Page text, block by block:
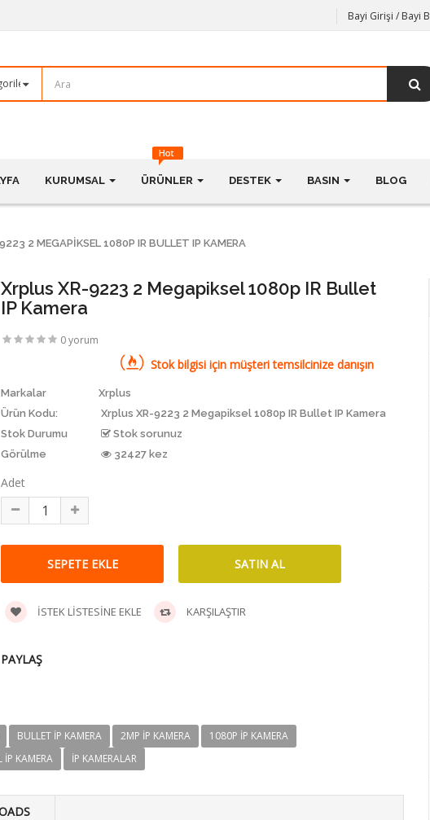
Bayi Girişi / Bayi
KURUMSAL ÜRÜNLER DESTEK BASIN BLOG
2 MEGAPIKSEL 1080P IR BULLET IP KAMERA
Xrplus XR-9223 2 Megapiksel 1080p IR Bullet
IP Kamera
0 yorum
Stok bilgisi için müşteri temsilcinize danışın
Markalar
Xrplus
Ürün Kodu:
Xrplus XR-9223 2 Megapiksel 1080p IR Bullet IP Kamera
Stok Durumu
Stok sorunuz
Görülme
32427 kez
Adet
İSTEK LISTESINE EKLE KARŞILAŞTIR
PAYLAŞ
BULLET IP KAMERA 2MP IP KAMERA
1080P IP KAMERA
IP KAMERA IP KAMERALAR